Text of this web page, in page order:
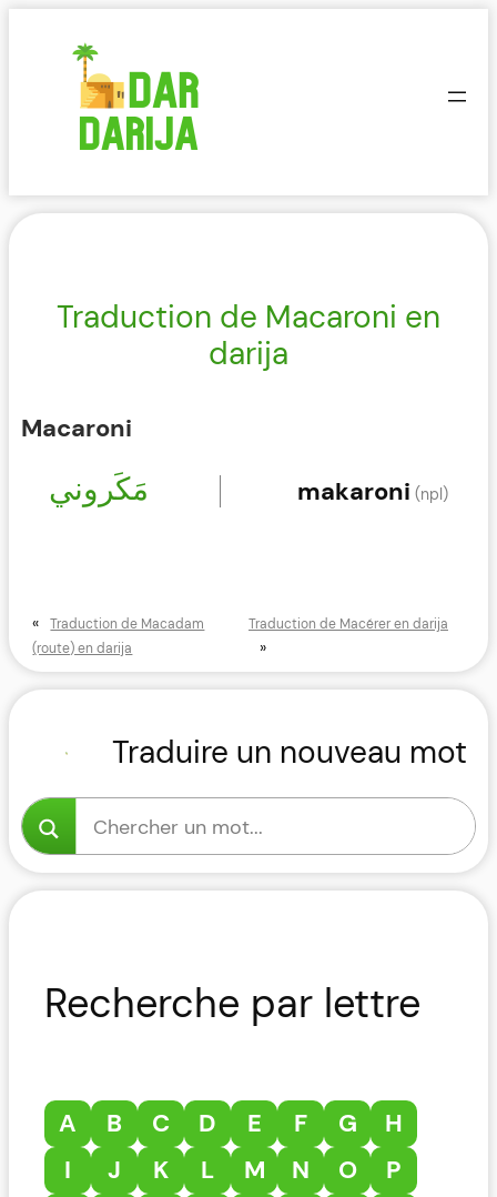
Traduction de Macaroni en
darija
Macaroni
مَكَروني makaroni (npl)
«
Traduction de Macadam
(route) en darija
Traduction de Macérer en darija
»
Traduire un nouveau mot
Recherche par lettre
A B C D E F G
H
I
J K L M N O
P